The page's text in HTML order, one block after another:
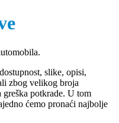
slike, opisi,
zbog velikog broja
greška potkrade. U tom
ćemo pronaći najbolje